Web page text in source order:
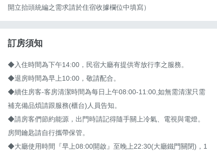
開立抬頭統編之需求請於住宿收據欄位中填寫）
訂房須知
◆入住時間為下午14:00，民宿大廳有提供寄放行李之服務。
◆退房時間為早上10:00，敬請配合。
◆續住房客-客房清潔時間為每日上午08:00-11:00,如無需清潔只需
補充備品煩請跟服務(櫃台)人員告知。
◆請房客們節約能源，出門時請記得隨手關上冷氣、電視與電燈。
房間鑰匙請自行攜帶保管。
◆大廳使用時間『早上08:00開啟』至晚上22:30(大廳鐵門關閉)，1